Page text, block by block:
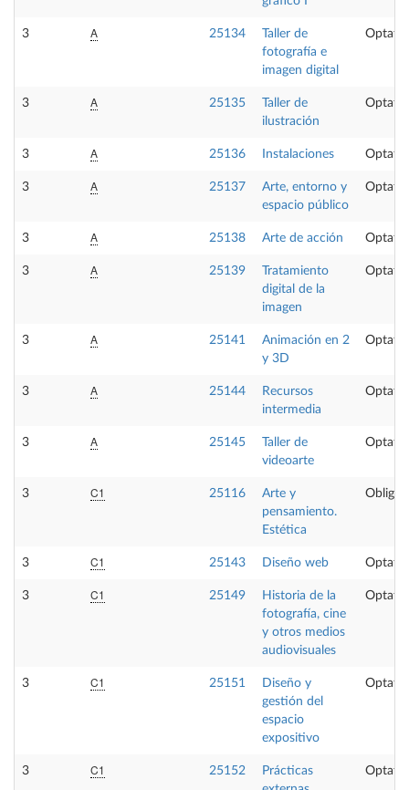
3 A 25134
Taller de
fotografía e
imagen digital
3 A 25135
Taller de
ilustración
3 A 25136 Instalaciones
3 A 25137
Arte, entorno y
espacio público
3 A 25138 Arte de acción
3 A 25139
Tratamiento
digital de la
imagen
3 A 25141
Animación en 2
y 3D
3 A 25144
Recursos
intermedia
3 A 25145
Taller de
videoarte
3 C1 25116
Arte y
pensamiento.
Estética
3 C1 25143 Diseño web
3 C1 25149
Historia de la
fotografía, cine
y otros medios
audiovisuales
3 C1 25151
Diseño y
gestión del
espacio
expositivo
3 C1 25152
Prácticas